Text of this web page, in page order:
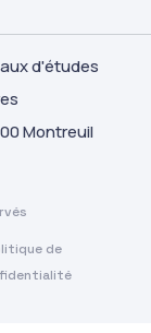
d'études
Montreuil
de